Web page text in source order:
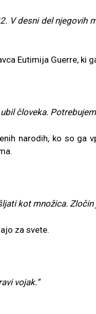
V desni del njegovih
Eutimija Guerre, ki
človeka.
narodih, ko so ga
kot množica.
za svete.
vojak.“